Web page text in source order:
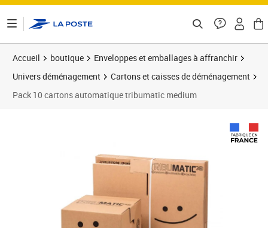
Accueil boutique
Enveloppes et emballages à affranchir
Univers déménagement
Cartons et caisses de déménagement
Pack 10 cartons automatique tribumatic medium